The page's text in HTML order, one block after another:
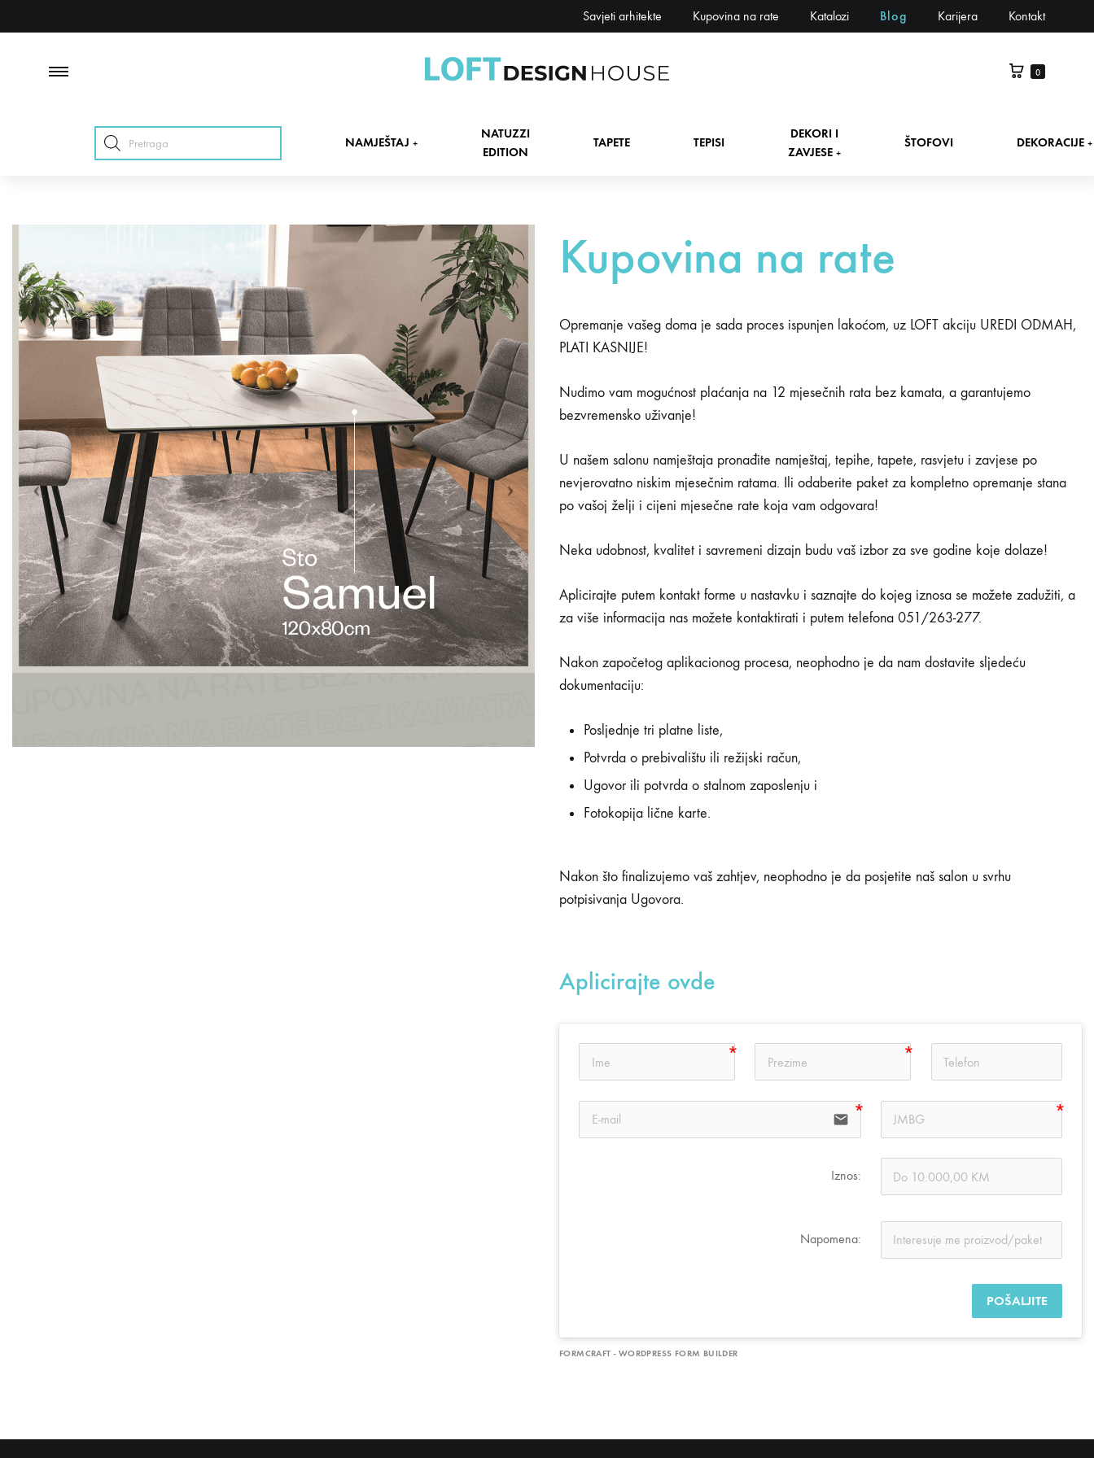
Savjeti arhitekte Kupovina na rate Katalozi Blog Karijera Kontakt
dekoracije,
rasvjeta
0
Products
search
NAMJEŠTAJ +
NATUZZI
EDITION
TAPETE TEPISI
DEKORI I
ZAVJESE +
ŠTOFOVI DEKORACIJE +
Kupovina na rate
Opremanje vašeg doma je sada proces ispunjen lakoćom, uz LOFT akciju UREDI ODMAH,
PLATI KASNIJE!
Nudimo vam mogućnost plaćanja na 12 mjesečnih rata bez kamata, a garantujemo
bezvremensko uživanje!
U našem salonu namještaja pronađite namještaj, tepihe, tapete, rasvjetu i zavjese po
nevjerovatno niskim mjesečnim ratama. Ili odaberite paket za kompletno opremanje stana
po vašoj želji i cijeni mjesečne rate koja vam odgovara!
Neka udobnost, kvalitet i savremeni dizajn budu vaš izbor za sve godine koje dolaze!
Aplicirajte putem kontakt forme u nastavku i saznajte do kojeg iznosa se možete zadužiti, a
za više informacija nas možete kontaktirati i putem telefona 051/263-277.
Nakon započetog aplikacionog procesa, neophodno je da nam dostavite sljedeću
dokumentaciju:
Posljednje tri platne liste,
Potvrda o prebivalištu ili režijski račun,
Ugovor ili potvrda o stalnom zaposlenju i
Fotokopija lične karte.
Nakon što finalizujemo vaš zahtjev, neophodno je da posjetite naš salon u svrhu
potpisivanja Ugovora.
Aplicirajte ovde
email
Iznos:
Napomena:
POŠALJITE
FORMCRAFT - WORDPRESS FORM BUILDER